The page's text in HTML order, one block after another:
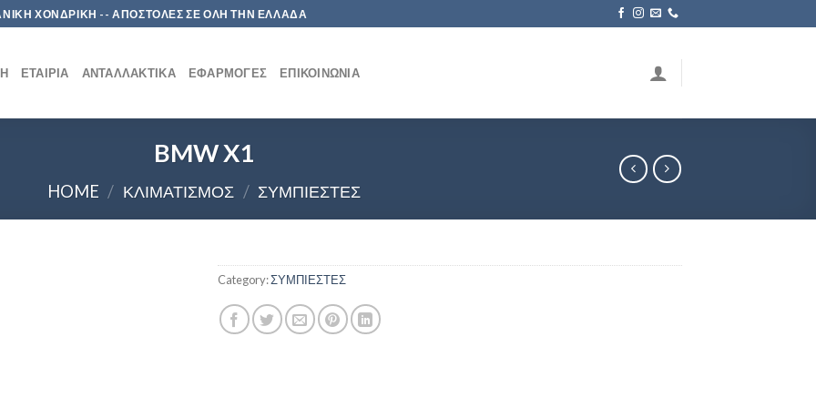
ΧΟΝΔΡΙΚΗ -- ΑΠΟΣΤΟΛΕΣ ΣΕ ΟΛΗ ΤΗΝ ΕΛΛΑΔΑ
ΕΤΑΙΡΊΑ ΑΝΤΑΛΛΑΚΤΙΚΆ ΕΦΑΡΜΟΓΈΣ ΕΠΙΚΟΙΝΩΝΊΑ
BMW X1
HOME / ΚΛΙΜΑΤΙΣΜΟΣ / ΣΥΜΠΙΕΣΤΕΣ
Category:ΣΥΜΠΙΕΣΤΕΣ